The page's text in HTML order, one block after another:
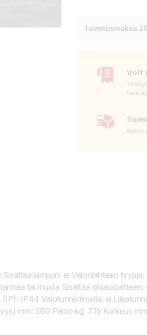
Toimitusmaksu
Voit
Katso
lampun: ei Valonlähteen
tai musta Sisältää
IP44 Valotunnistimella: ei
mm: 380 Paino kg: 7.15 Korkeus